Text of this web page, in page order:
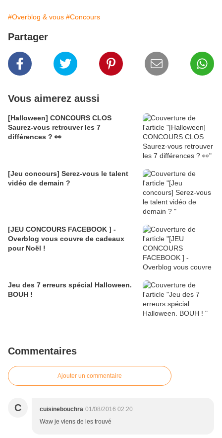
#Overblog & vous #Concours
Partager
Vous aimerez aussi
[Halloween] CONCOURS CLOS
Saurez-vous retrouver les 7
différences ? 👀
[Jeu concours] Serez-vous le talent
vidéo de demain ?
[JEU CONCOURS FACEBOOK ] -
Overblog vous couvre de cadeaux
pour Noël !
Jeu des 7 erreurs spécial Halloween.
BOUH !
Commentaires
Ajouter un commentaire
C cuisinebouchra 01/08/2016 02:20
Waw je viens de les trouvé